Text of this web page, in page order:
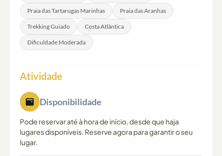
Praia das Tartarugas Marinhas Praia das Aranhas
Trekking Guiado Costa Atlântica
Dificuldade Moderada
Atividade
Disponibilidade
Pode reservar até à hora de início, desde que haja
lugares disponíveis. Reserve agora para garantir o seu
lugar.